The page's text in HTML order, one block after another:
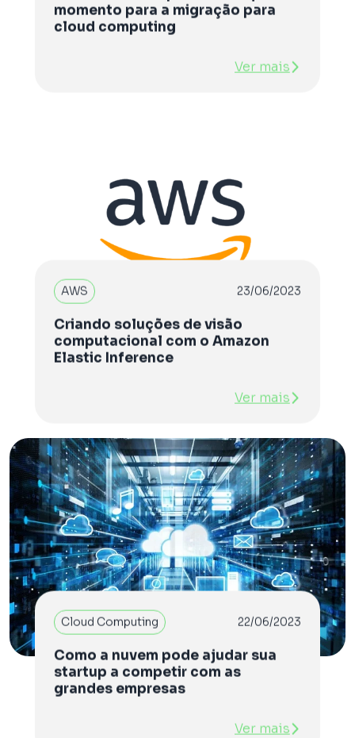
momento para a migração para
cloud computing
Ver mais
AWS 23/06/2023
Criando soluções de visão
computacional com o Amazon
Elastic Inference
Ver mais
Cloud Computing 22/06/2023
Como a nuvem pode ajudar sua
startup a competir com as
grandes empresas
Ver mais